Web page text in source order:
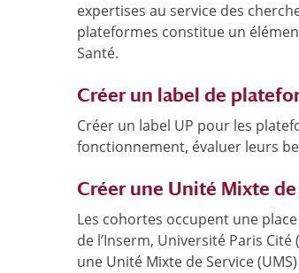
expertises au service des
plateformes constitue un
Santé.
Créer un label de
Créer un label UP pour les
fonctionnement, évaluer leurs
Créer une Unité Mixte
Les cohortes occupent une
de l’Inserm, Université Paris
une Unité Mixte de Service